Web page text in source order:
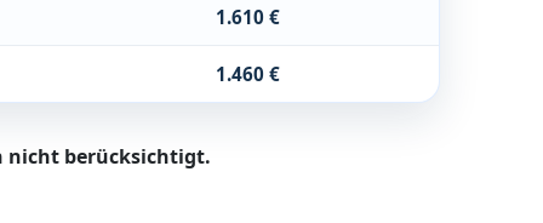
1.610 €
1.460 €
nicht berücksichtigt.